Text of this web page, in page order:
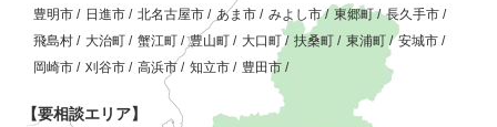
豊明市 / 日進市 / 北名古屋市 / あま市 / みよし市/ 東郷町/ 長久手市 /
飛島村 / 大治町 / 蟹江町 / 豊山町 / 大口町/ 扶桑町 / 東浦町 / 安城市 /
岡崎市 / 刈谷市 / 高浜市 / 知立市 / 豊田市 /
【要相談エリア】